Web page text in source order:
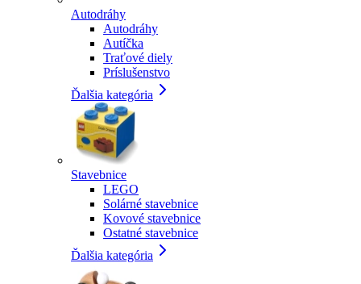
Autodráhy
Autodráhy
Autíčka
Traťové diely
Príslušenstvo
Ďalšia kategória
Stavebnice
LEGO
Solárné stavebnice
Kovové stavebnice
Ostatné stavebnice
Ďalšia kategória